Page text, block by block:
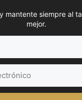
mantente siempre al
mejor.